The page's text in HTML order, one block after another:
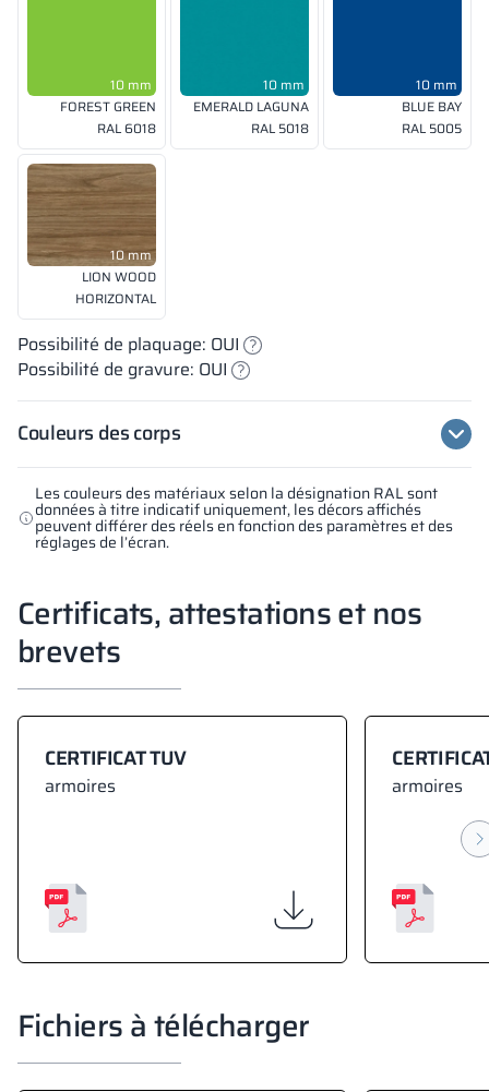
Les couleurs des matériaux selon la désignation RAL sont
données à titre indicatif uniquement, les décors affichés
peuvent différer des réels en fonction des paramètres et des
réglages de l’écran.
10 mm
FOREST GREEN
RAL 6018
10 mm
EMERALD LAGUNA
RAL 5018
10 mm
BLUE BAY
RAL 5005
10 mm
LION WOOD
HORIZONTAL
Possibilité de plaquage: OUI
Possibilité de gravure: OUI
Couleurs des corps
Certificats, attestations et nos
brevets
CERTIFICAT TUV
armoires armoires
Fichiers à télécharger